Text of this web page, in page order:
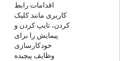
اقدامات رابط
کاربری مانند کلیک
کردن، تایپ کردن و
پیمایش را برای
خودکارسازی
وظایف پیچیده